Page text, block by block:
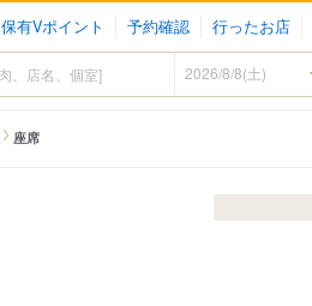
保有Vポイント 予約確認 行ったお店
座席